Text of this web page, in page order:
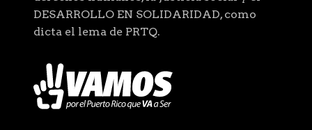
DESARROLLO EN SOLIDARIDAD, como
dicta el lema de PRTQ.